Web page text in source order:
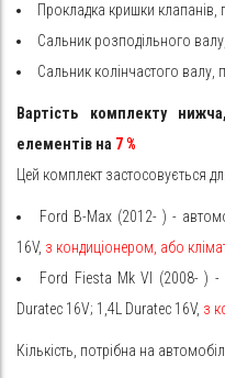
Прокладка кришки
Сальник розподільного
Сальник колінчастого валу,
Вартість комплекту
елементів на 7%
Цей комплект застосовується
Ford B-Max (2012- ) -
16V, з кондиціонером, або
Ford Fiesta Mk VI (2008- ) -
Duratec 16V; 1,4L Duratec 16V, з
Кількість, потрібна на